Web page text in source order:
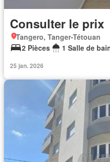
Consulter le prix
Tangero, Tanger-Tétouan
2 Pièces
1 Salle de
25 jan. 2026